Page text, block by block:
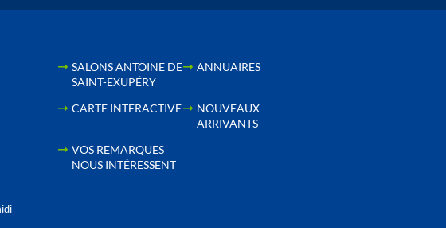
SALONS ANTOINE DE
SAINT-EXUPÉRY
ANNUAIRES
CARTE INTERACTIVE
NOUVEAUX
ARRIVANTS
VOS REMARQUES
NOUS INTÉRESSENT